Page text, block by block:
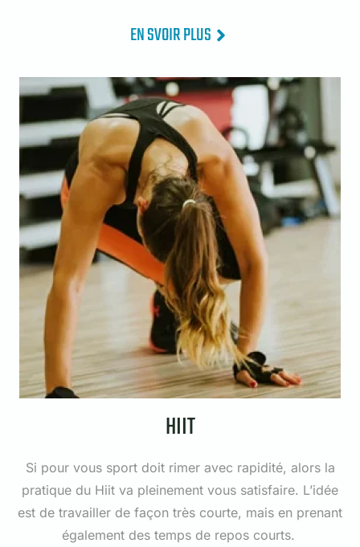
EN SVOIR PLUS
HIIT
Si pour vous sport doit rimer avec rapidité, alors la
pratique du Hiit va pleinement vous satisfaire. L’idée
est de travailler de façon très courte, mais en prenant
également des temps de repos courts.